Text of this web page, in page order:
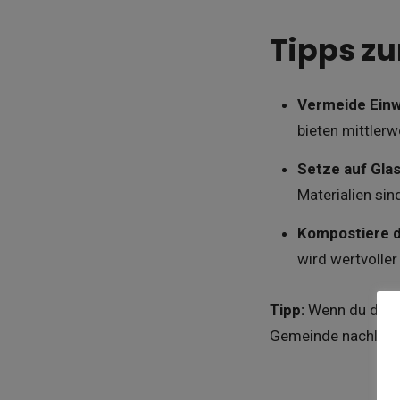
Tipps
Vermeide
bieten
Setze auf
Materialien
Kompostiere
wird wertvoller
Tipp: Wenn du dir
Gemeinde